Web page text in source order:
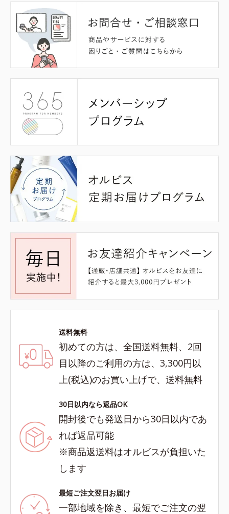
送料無料
初めての方は、全国送料無料、2回
目以降のご利用の方は、3,300円以
上(税込)のお買い上げで、送料無料
30日以内なら返品OK
開封後でも発送日から30日以内であ
れば返品可能
※商品返送料はオルビスが負担いた
します
最短ご注文翌日お届け
一部地域を除き、最短でご注文の翌